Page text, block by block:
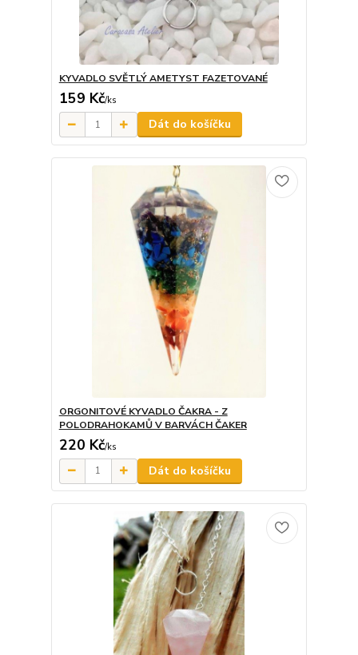
KYVADLO SVĚTLÝ AMETYST FAZETOVANÉ
159 Kč/ks
Dát do košíčku
ORGONITOVÉ KYVADLO ČAKRA - Z
POLODRAHOKAMŮ V BARVÁCH ČAKER
220 Kč/ks
Dát do košíčku